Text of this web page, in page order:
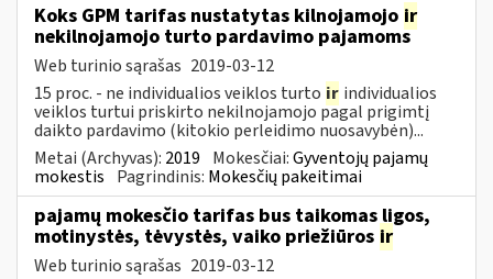
Koks GPM tarifas nustatytas kilnojamojo ir
nekilnojamojo turto pardavimo pajamoms
Web turinio sąrašas 2019-03-12
15 proc. - ne individualios veiklos turto ir individualios
veiklos turtui priskirto nekilnojamojo pagal prigimtį
daikto pardavimo (kitokio perleidimo nuosavybėn)...
Metai (Archyvas): 2019 Mokesčiai:Gyventojų pajamų
mokestis Pagrindinis: Mokesčių pakeitimai
pajamų mokesčio tarifas bus taikomas ligos,
motinystės, tėvystės, vaiko priežiūros ir
Web turinio sąrašas 2019-03-12